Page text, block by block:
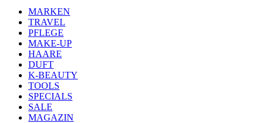
MARKEN
TRAVEL
PFLEGE
MAKE-UP
HAARE
DUFT
K-BEAUTY
TOOLS
SPECIALS
SALE
MAGAZIN